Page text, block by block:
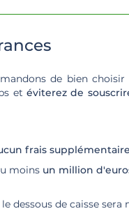
de bien
et éviterez de
frais supplémentaire
moins un million
dessous de caisse